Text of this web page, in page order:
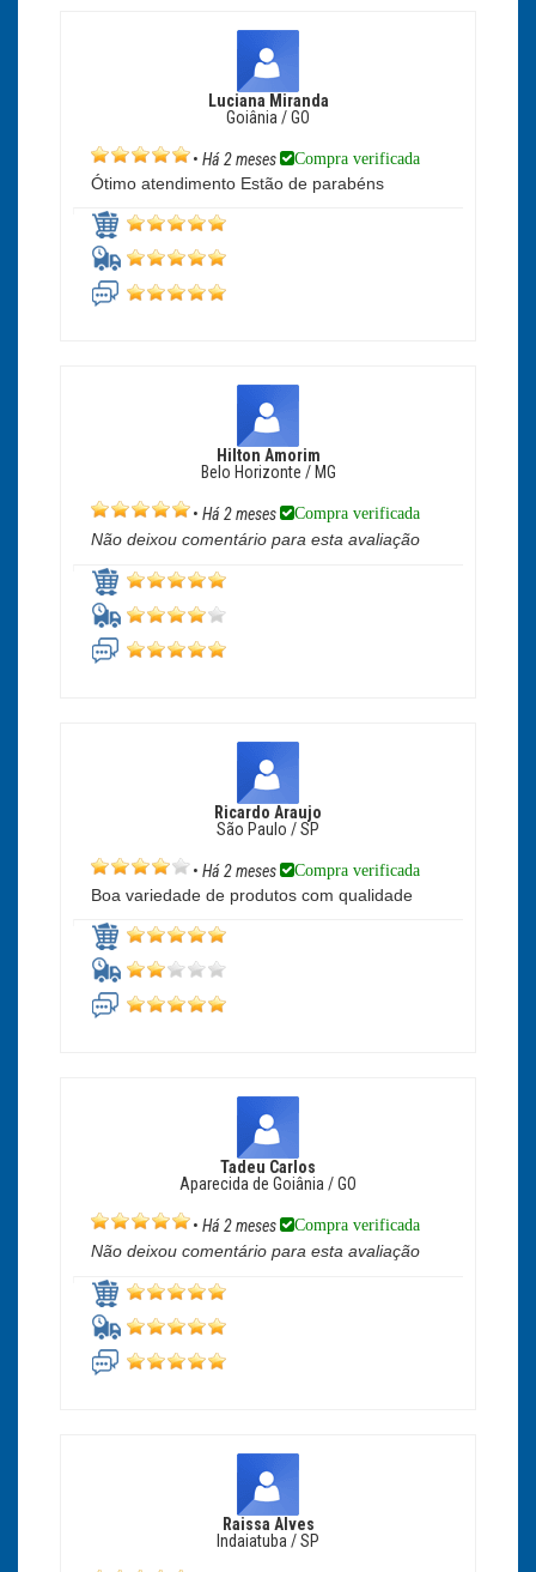
Luciana Miranda
Goiânia / GO
• Há 2 meses Compra verificada
Ótimo atendimento Estão de parabéns
Hilton Amorim
Belo Horizonte / MG
• Há 2 meses Compra verificada
Não deixou comentário para esta avaliação
Ricardo Araujo
São Paulo / SP
• Há 2 meses Compra verificada
Boa variedade de produtos com qualidade
Tadeu Carlos
Aparecida de Goiânia / GO
• Há 2 meses Compra verificada
Não deixou comentário para esta avaliação
Raissa Alves
Indaiatuba / SP